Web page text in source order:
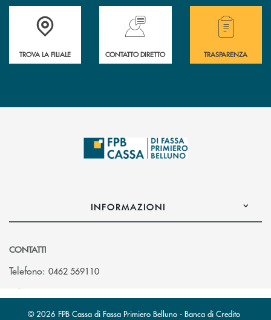
Accedi all' elenco completo delle filiali della Cassa Rurale.
TROVA LA FILIALE
Hai bisogno di assistenza immediata?
CONTATTO DIRETTO
Hai bisogno di
TRASPARENZA
INFORMAZIONI
CONTATTI
Telefono: 0462 569110
© 2026 FPB Cassa di Fassa Primiero Belluno - Banca di Credito